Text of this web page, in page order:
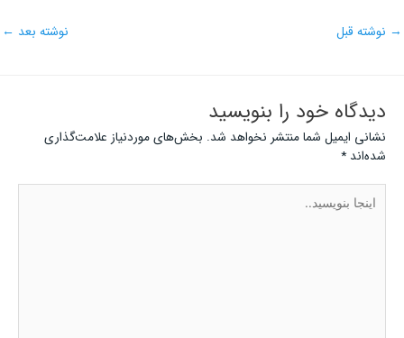
→ نوشته قبل نوشته بعد ←
دیدگاه‌ خود را بنویسید
نشانی ایمیل شما منتشر نخواهد شد. بخش‌های موردنیاز علامت‌گذاری
شده‌اند*
اینجا
بنویسید..